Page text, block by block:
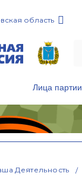
область
Лица партии
Деятельность